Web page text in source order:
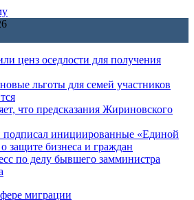
ценз оседлости для получения
льготы для семей участников
что предсказания Жириновского
инициированные «Единой
защите бизнеса и граждан
по делу бывшего замминистра